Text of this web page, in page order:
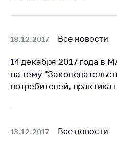
Обратиться в МАРТ
Личный прием
граждан и юр. лиц
Прямaя
Электронные
18.12.2017 Все новости
14 декабря 2017 года в
на тему
потребителей, практика
13.12.2017 Все новости